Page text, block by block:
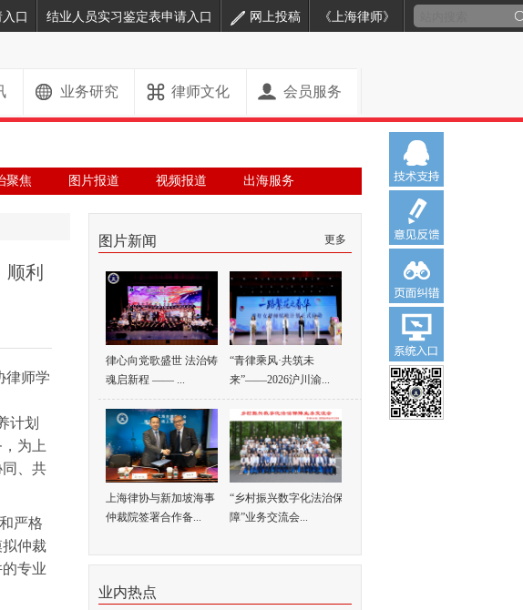
口 结业人员实习鉴定表申请入口 网上投稿 《上海律师》
业务研究 律师文化 会员服务
聚焦 图片报道 视频报道 出海服务
利
律师学
计划
为上
、共
严格
仲裁
专业
图片新闻 更多
律心向党歌盛世 法治铸
魂启新程 —— ...
“青律乘风·共筑未
来”——2026沪川渝...
上海律协与新加坡海事
仲裁院签署合作备...
“乡村振兴数字化法治保
障”业务交流会...
业内热点